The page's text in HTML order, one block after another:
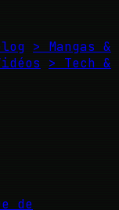
> Mangas &
> Tech &
de